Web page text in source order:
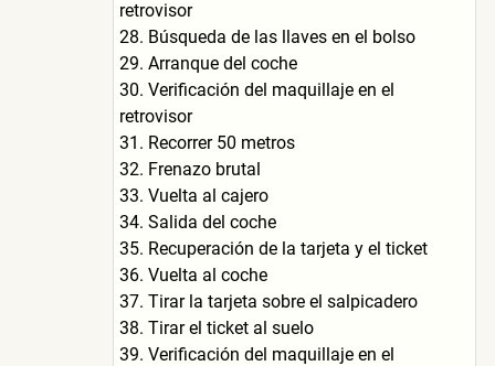
retrovisor
28. Búsqueda de las llaves en el bolso
29. Arranque del coche
30. Verificación del maquillaje en el
retrovisor
31. Recorrer 50 metros
32. Frenazo brutal
33. Vuelta al cajero
34. Salida del coche
35. Recuperación de la tarjeta y el ticket
36. Vuelta al coche
37. Tirar la tarjeta sobre el salpicadero
38. Tirar el ticket al suelo
39. Verificación del maquillaje en el